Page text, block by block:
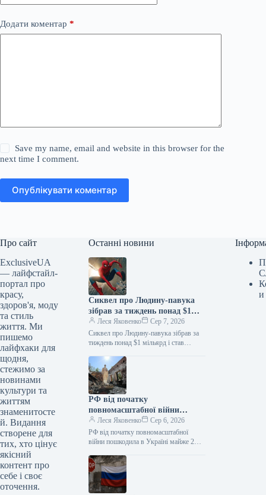
Додати коментар *
Save my name, email and website in this browser for the
next time I comment.
Опублікувати коментар
Про сайт
ExclusiveUA
— лайфстайл-
портал про
красу,
здоров'я, моду
та стиль
життя. Ми
пишемо
лайфхаки для
щодня,
стежимо за
новинами
культури та
життям
знаменитосте
й. Видання
створене для
тих, хто цінує
якісний
контент про
себе і своє
оточення.
Останні новини
Сиквел про Людину-павука
зібрав за тиждень понад $1
мільярд і став найкасовішим
фільмом року
Леся Яковенко
Сер 7, 2026
Сиквел про Людину-павука зібрав за
тиждень понад $1 мільярд і став
06.08.2026 10:28 Укрінформ Стрічка
«Людина-павук: Абсолютно…
РФ від початку
повномасштабної війни
пошкодила в Україні майже 2
тисячі пам’яток
Леся Яковенко
Сер 6, 2026
РФ від початку повномасштабної
війни пошкодила в Україні майже 2
Укрінформ Росія пошкодила в Україні
1990…
и